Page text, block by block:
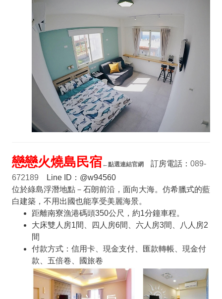
戀戀火燒島民宿←點選連結官網 訂房電話： 089-
672189 Line ID：@w94560
位於綠島浮潛地點－石朗前沿，面向大海。仿希臘式的藍
白建築，不用出國也能享受美麗海景。
距離南寮漁港碼頭350公尺，約1分鐘車程。
大床雙人房1間、四人房6間、六人房3間、八人房2
間
付款方式：信用卡、現金支付、匯款轉帳、現金付
款、五倍卷、國旅卷